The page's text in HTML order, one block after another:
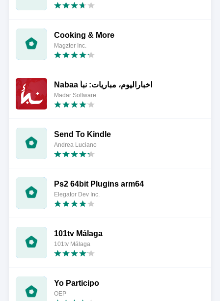
Cooking & More
Magzter Inc.
Nabaa اخباراليوم، مباريات: نبأ
Madar Software
Send To Kindle
Andrea Luciano
Ps2 64bit Plugins arm64
Elegator Dev Inc.
101tv Málaga
101tv Málaga
Yo Participo
OEP